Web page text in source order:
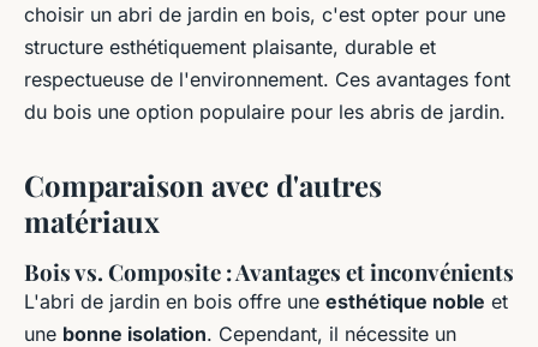
choisir un abri de jardin en bois, c'est opter pour une
structure esthétiquement plaisante, durable et
respectueuse de l'environnement. Ces avantages font
du bois une option populaire pour les abris de jardin.
Comparaison avec d'autres
matériaux
Bois vs. Composite : Avantages et inconvénients
L'abri de jardin en bois offre une esthétique noble et
une bonne isolation. Cependant, il nécessite un